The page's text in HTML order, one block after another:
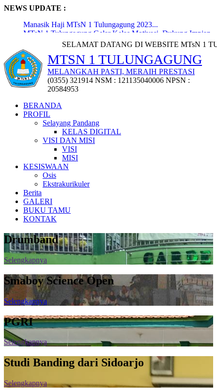
NEWS UPDATE :
Manasik Haji MTsN 1 Tulungagung 2023...
MTsN 1 Tulungagung Gelar Kelas Motivasi, Dukung Impian
Pembukaan Lomba Lukis Digital oleh Kepala Kantor
Kementerian...
Penyerahan 72 Penghargaan Kejuaraan Tingkat Kabupaten,
Provi...
Penyerahan Puluhan Trofi Kejuaraan Class Meeting
Osatusaka...
Workshop Penyusunan Media Ajar Berbasis Digital...
MTsN 1 Tulungagung Raih Penghargaan MURI dari
Gerakan Lieras...
Pisah Sambut Kepala Madrasah dan KTU MTsN 1
Tulungagung...
Pemberangkatan Jemaah Haji Pegawai Madrasah Terpadu...
Upacara Bersama Peringatan Hari Lahir Pancasila:
Meningkatka...
SELAMAT DATANG DI WEBSITE MTsN 1
MTSN 1 TULUNGAGUNG
MELANGKAH PASTI, MERAIH PRESTASI
(0355) 321914 NSM : 121135040006 NPSN :
20584953
BERANDA
PROFIL
Selayang Pandang
KELAS DIGITAL
VISI DAN MISI
VISI
MISI
KESISWAAN
Osis
Ekstrakurikuler
Berita
GALERI
BUKU TAMU
KONTAK
Drumband
Selengkapnya
Smaboy Science Open
Selengkapnya
PGRI
Selengkapnya
Studi Banding dari Sidoarjo
Selengkapnya